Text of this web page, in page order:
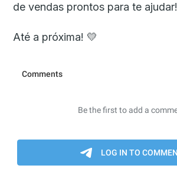
de vendas prontos para te ajudar!
Até a próxima! 💛